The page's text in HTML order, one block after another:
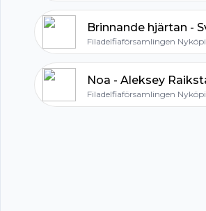
Filadelfiaförsamlingen
Filadelfiaförsamlingen